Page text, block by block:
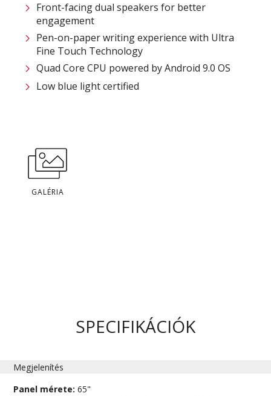
Front-facing dual speakers for better
engagement ​
Pen-on-paper writing experience with Ultra
Fine Touch Technology​
Quad Core CPU powered by Android 9.0 OS​
Low blue light certified
GALÉRIA
SPECIFIKÁCIÓK
Megjelenítés
Panel mérete:65"